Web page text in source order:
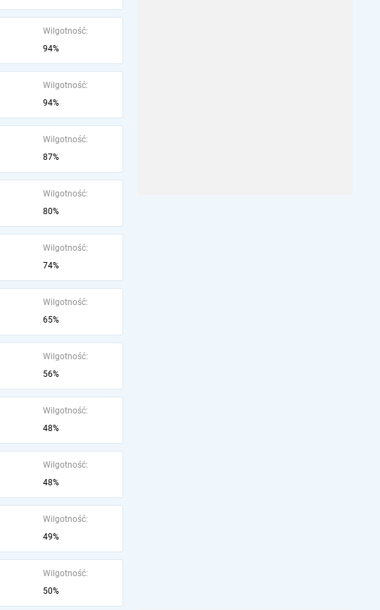
Wilgotność:
94%
Wilgotność:
94%
Wilgotność:
87%
Wilgotność:
80%
Wilgotność:
74%
Wilgotność:
65%
Wilgotność:
56%
Wilgotność:
48%
Wilgotność:
48%
Wilgotność:
49%
Wilgotność:
50%